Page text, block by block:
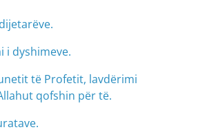
i dyshimeve.
të Profetit, lavdërimi
qofshin për të.